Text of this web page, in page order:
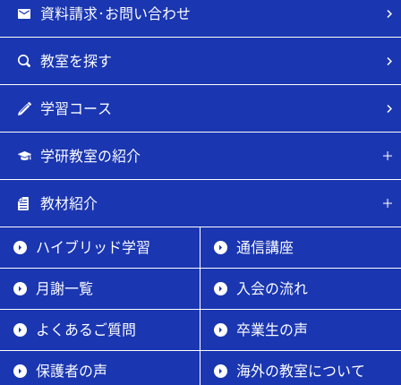
資料請求･お問い合わせ
教室を探す
学習コース
学研教室の紹介
教材紹介
ハイブリッド学習 通信講座
月謝一覧 入会の流れ
よくあるご質問 卒業生の声
保護者の声 海外の教室について